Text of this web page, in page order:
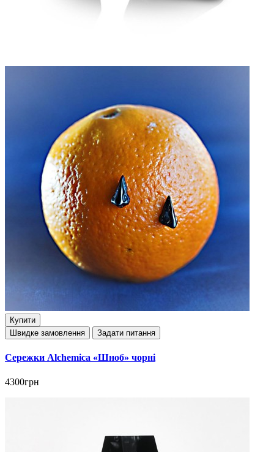
Купити
Швидке замовлення
Задати питання
Сережки Alchemica «Шноб» чорні
4300грн